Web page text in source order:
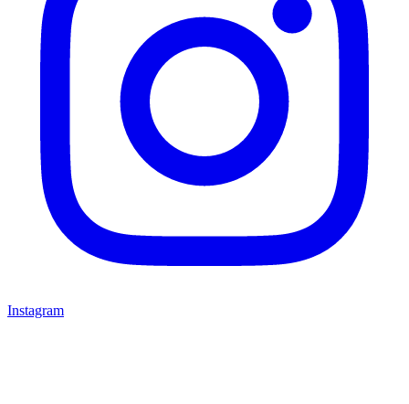
Instagram